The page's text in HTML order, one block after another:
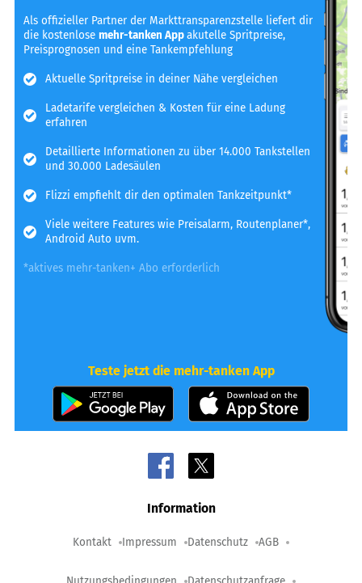
Als offizieller Partner der Markttransparenzstelle liefert dir
die kostenlosemehr-tanken Appakutelle Spritpreise,
Preisprognosen und eine Tankempfehlung
Aktuelle Spritpreise in deiner Nähe vergleichen
Ladetarife vergleichen & Kosten für eine Ladung
erfahren
Detaillierte Informationen zu über 14.000 Tankstellen
und 30.000 Ladesäulen
Flizzi empfiehlt dir den optimalen Tankzeitpunkt*
Viele weitere Features wie Preisalarm, Routenplaner*,
Android Auto uvm.
*aktives mehr-tanken+ Abo erforderlich
Teste jetzt die mehr-tanken App
Information
Kontakt Impressum Datenschutz AGB